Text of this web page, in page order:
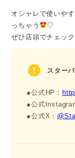
オシャレで使いや
っちゃう
♡
ぜひ店頭でチェッ
スター
●公式HP：
●公式
●公式X：